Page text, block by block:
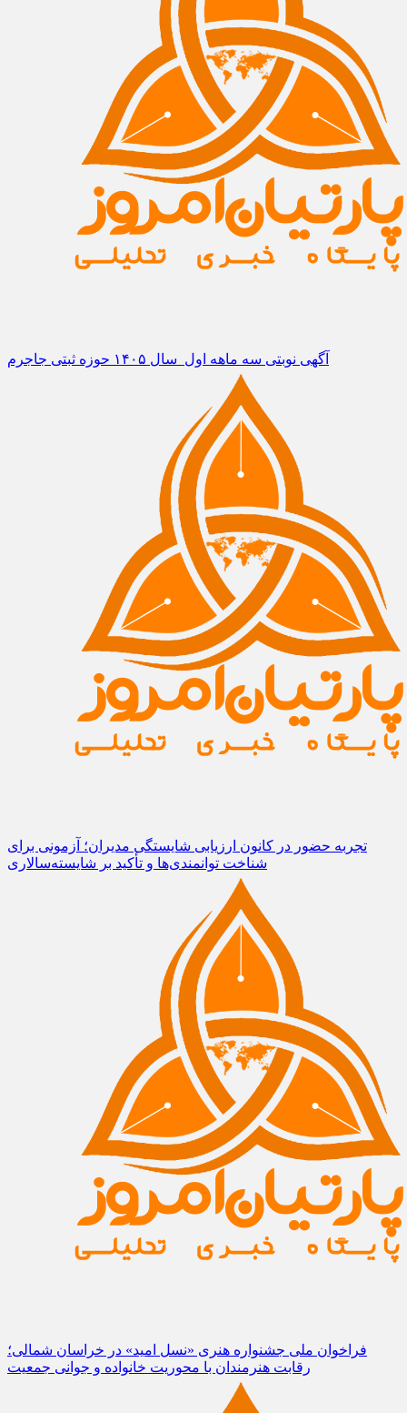
آگهی نوبتی سه ماهه اول سال ۱۴۰۵ حوزه ثبتی جاجرم
تجربه حضور در کانون ارزیابی شایستگی مدیران؛ آزمونی برای
شناخت توانمندی‌ها و تأکید بر شایسته‌سالاری
فراخوان ملی جشنواره هنری «نسل امید» در خراسان شمالی؛
رقابت هنرمندان با محوریت خانواده و جوانی جمعیت